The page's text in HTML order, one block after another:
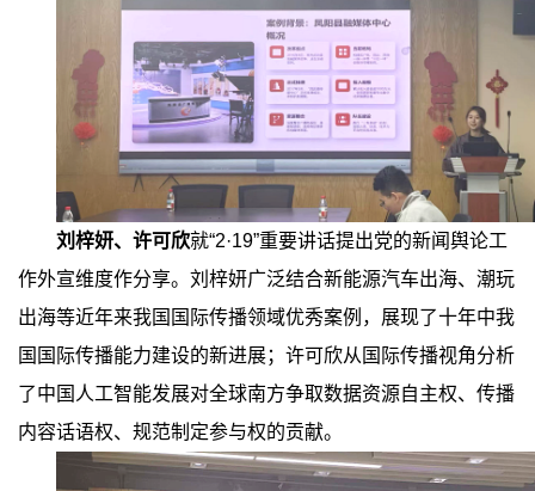
刘梓妍、许可欣就“2·19”重要讲话提出党的新闻舆论工
作外宣维度作分享。刘梓妍广泛结合新能源汽车出海、潮玩
出海等近年来我国国际传播领域优秀案例，展现了十年中我
国国际传播能力建设的新进展；许可欣从国际传播视角分析
了中国人工智能发展对全球南方争取数据资源自主权、传播
内容话语权、规范制定参与权的贡献。